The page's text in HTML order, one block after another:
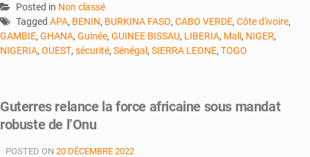
Posted in Non classé
Tagged APA, BENIN, BURKINA FASO, CABO VERDE, Côte d'ivoire,
GAMBIE, GHANA, Guinée, GUINEE BISSAU, LIBERIA, Mali, NIGER,
NIGERIA, OUEST, sécurité, Sénégal, SIERRA LEONE, TOGO
Guterres relance la force africaine sous mandat
robuste de l’Onu
POSTED ON 20 DÉCEMBRE 2022